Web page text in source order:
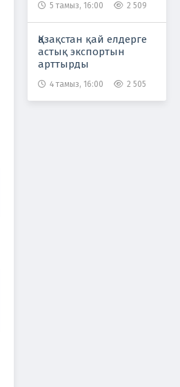
5 тамыз, 16:00 2 509
Қазақстан қай елдерге
астық экспортын
арттырды
4 тамыз, 16:00 2 505